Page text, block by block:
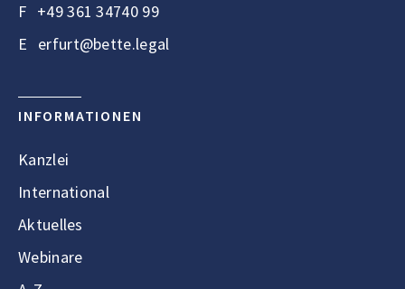
F +49 361 34740 99
E erfurt@bette.legal
INFORMATIONEN
Kanzlei
International
Aktuelles
Webinare